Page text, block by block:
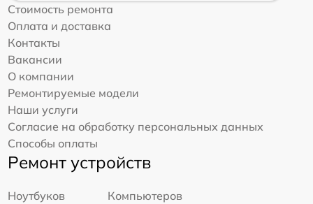
Стоимость ремонта
Оплата и доставка
Контакты
Вакансии
О компании
Ремонтируемые модели
Наши услуги
Согласие на обработку персональных данных
Способы оплаты
Ремонт устройств
Ноутбуков
Компьютеров